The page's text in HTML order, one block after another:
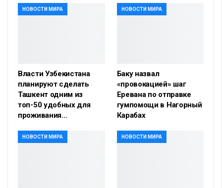
НОВОСТИ МИРА
Власти Узбекистана
планируют сделать
Ташкент одним из
топ-50 удобных для
проживания…
НОВОСТИ МИРА
Баку назвал
«провокацией» шаг
Еревана по отправке
гумпомощи в Нагорный
Карабах
НОВОСТИ МИРА НОВОСТИ МИРА